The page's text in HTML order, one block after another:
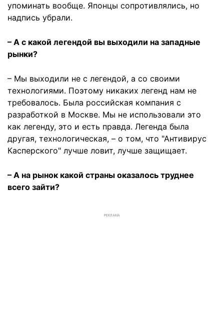
упоминать вообще. Японцы сопротивлялись, но
надпись убрали.
– А с какой легендой вы выходили на западные
рынки?
– Мы выходили не с легендой, а со своими
технологиями. Поэтому никаких легенд нам не
требовалось. Была российская компания с
разработкой в Москве. Мы не использовали это
как легенду, это и есть правда. Легенда была
другая, технологическая, – о том, что "Антивирус
Касперского" лучше ловит, лучше защищает.
– А на рынок какой страны оказалось труднее
всего зайти?
РЕКЛАМА